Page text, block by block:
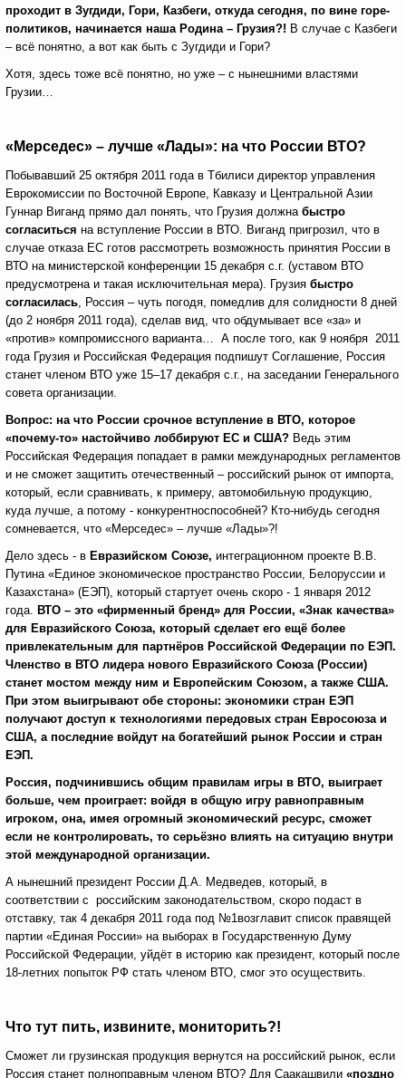
проходит в Зугдиди, Гори, Казбеги, откуда сегодня, по вине горе-
политиков, начинается наша Родина – Грузия?! В случае с Казбеги
– всё понятно, а вот как быть с Зугдиди и Гори?
Хотя, здесь тоже всё понятно, но уже – с нынешними властями
Грузии…
«Мерседес» – лучше «Лады»: на что России ВТО?
Побывавший 25 октября 2011 года в Тбилиси директор управления
Еврокомиссии по Восточной Европе, Кавказу и Центральной Азии
Гуннар Виганд прямо дал понять, что Грузия должна быстро
согласиться на вступление России в ВТО. Виганд пригрозил, что в
случае отказа ЕС готов рассмотреть возможность принятия России в
ВТО на министерской конференции 15 декабря с.г. (уставом ВТО
предусмотрена и такая исключительная мера). Грузия быстро
согласилась, Россия – чуть погодя, помедлив для солидности 8 дней
(до 2 ноября 2011 года), сделав вид, что обдумывает все «за» и
«против» компромиссного варианта… А после того, как 9 ноября 2011
года Грузия и Российская Федерация подпишут Соглашение, Россия
станет членом ВТО уже 15–17 декабря с.г., на заседании Генерального
совета организации.
Вопрос: на что России срочное вступление в ВТО, которое
«почему-то» настойчиво лоббируют ЕС и США? Ведь этим
Российская Федерация попадает в рамки международных регламентов
и не сможет защитить отечественный – российский рынок от импорта,
который, если сравнивать, к примеру, автомобильную продукцию,
куда лучше, а потому - конкурентноспособней? Кто-нибудь сегодня
сомневается, что «Мерседес» – лучше «Лады»?!
Дело здесь - в Евразийском Союзе, интеграционном проекте В.В.
Путина «Единое экономическое пространство России, Белоруссии и
Казахстана» (ЕЭП), который стартует очень скоро - 1 января 2012
года. ВТО – это «фирменный бренд» для России, «Знак качества»
для Евразийского Союза, который сделает его ещё более
привлекательным для партнёров Российской Федерации по ЕЭП.
Членство в ВТО лидера нового Евразийского Союза (России)
станет мостом между ним и Европейским Союзом, а также США.
При этом выигрывают обе стороны: экономики стран ЕЭП
получают доступ к технологиями передовых стран Евросоюза и
США, а последние войдут на богатейший рынок России и стран
ЕЭП.
Россия, подчинившись общим правилам игры в ВТО, выиграет
больше, чем проиграет: войдя в общую игру равноправным
игроком, она, имея огромный экономический ресурс, сможет
если не контролировать, то серьёзно влиять на ситуацию внутри
этой международной организации.
А нынешний президент России Д.А. Медведев, который, в
соответствии с российским законодательством, скоро подаст в
отставку, так 4 декабря 2011 года под №1возглавит список правящей
партии «Единая России» на выборах в Государственную Думу
Российской Федерации, уйдёт в историю как президент, который после
18-летних попыток РФ стать членом ВТО, смог это осуществить.
Что тут пить, извините, мониторить?!
Сможет ли грузинская продукция вернутся на российский рынок, если
Россия станет полноправным членом ВТО? Для Саакашвили «поздно